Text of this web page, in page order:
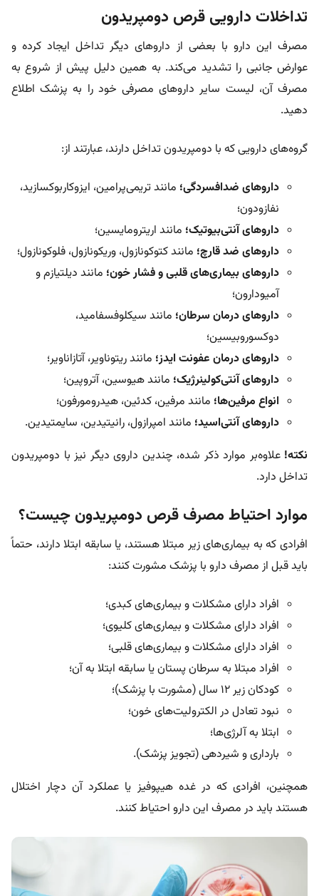
تداخلات دارویی قرص دومپریدون
مصرف این دارو با بعضی از داروهای دیگر تداخل ایجاد کرده و
عوارض جانبی را تشدید می‌کند. به همین دلیل پیش از شروع به
مصرف آن، لیست سایر داروهای مصرفی خود را به پزشک اطلاع
دهید.
گروه‌های دارویی که با دومپریدون تداخل دارند، عبارتند از:
داروهای ضدافسردگی؛ مانند تریمی‌پرامین، ایزوکاربوکسازید،
نفازودون؛
داروهای آنتی‌بیوتیک‌؛ مانند اریترومایسین؛
داروهای ضد قارچ؛ مانند کتوکونازول، وریکونازول، فلوکونازول؛
داروهای بیماری‌های قلبی و فشار خون؛ مانند دیلتیازم و
آمیودارون؛
داروهای درمان سرطان؛ مانند سیکلوفسفامید،
دوکسوروبیسین؛
داروهای درمان عفونت ایدز؛ مانند ریتوناویر، آتازاناویر؛
داروهای آنتی‌کولینرژیک؛ مانند هیوسین، آتروپین؛
انواع مرفین‌ها؛ مانند مرفین، کدئین، هیدرومورفون؛
داروهای آنتی‌اسید؛ مانند امپرازول، رانیتیدین، سایمتیدین.
نکته! علاوه‌بر موارد ذکر شده، چندین داروی دیگر نیز با دومپریدون
تداخل دارد.
موارد احتیاط مصرف قرص دومپریدون چیست؟
افرادی که به بیماری‌های زیر مبتلا هستند، یا سابقه ابتلا دارند، حتماً
باید قبل از مصرف دارو با پزشک مشورت کنند:
افراد دارای مشکلات و بیماری‌های کبدی؛
افراد دارای مشکلات و بیماری‌های کلیوی؛
افراد دارای مشکلات و بیماری‌های قلبی؛
افراد مبتلا به سرطان پستان یا سابقه ابتلا به آن؛
کودکان زیر ۱۲ سال (مشورت با پزشک)؛
نبود تعادل در الکترولیت‌های خون؛
ابتلا به آلرژی‌ها؛
بارداری و شیردهی (تجویز پزشک).
همچنین، افرادی که در غده هیپوفیز یا عملکرد آن دچار اختلال
هستند باید در مصرف این دارو احتیاط کنند.